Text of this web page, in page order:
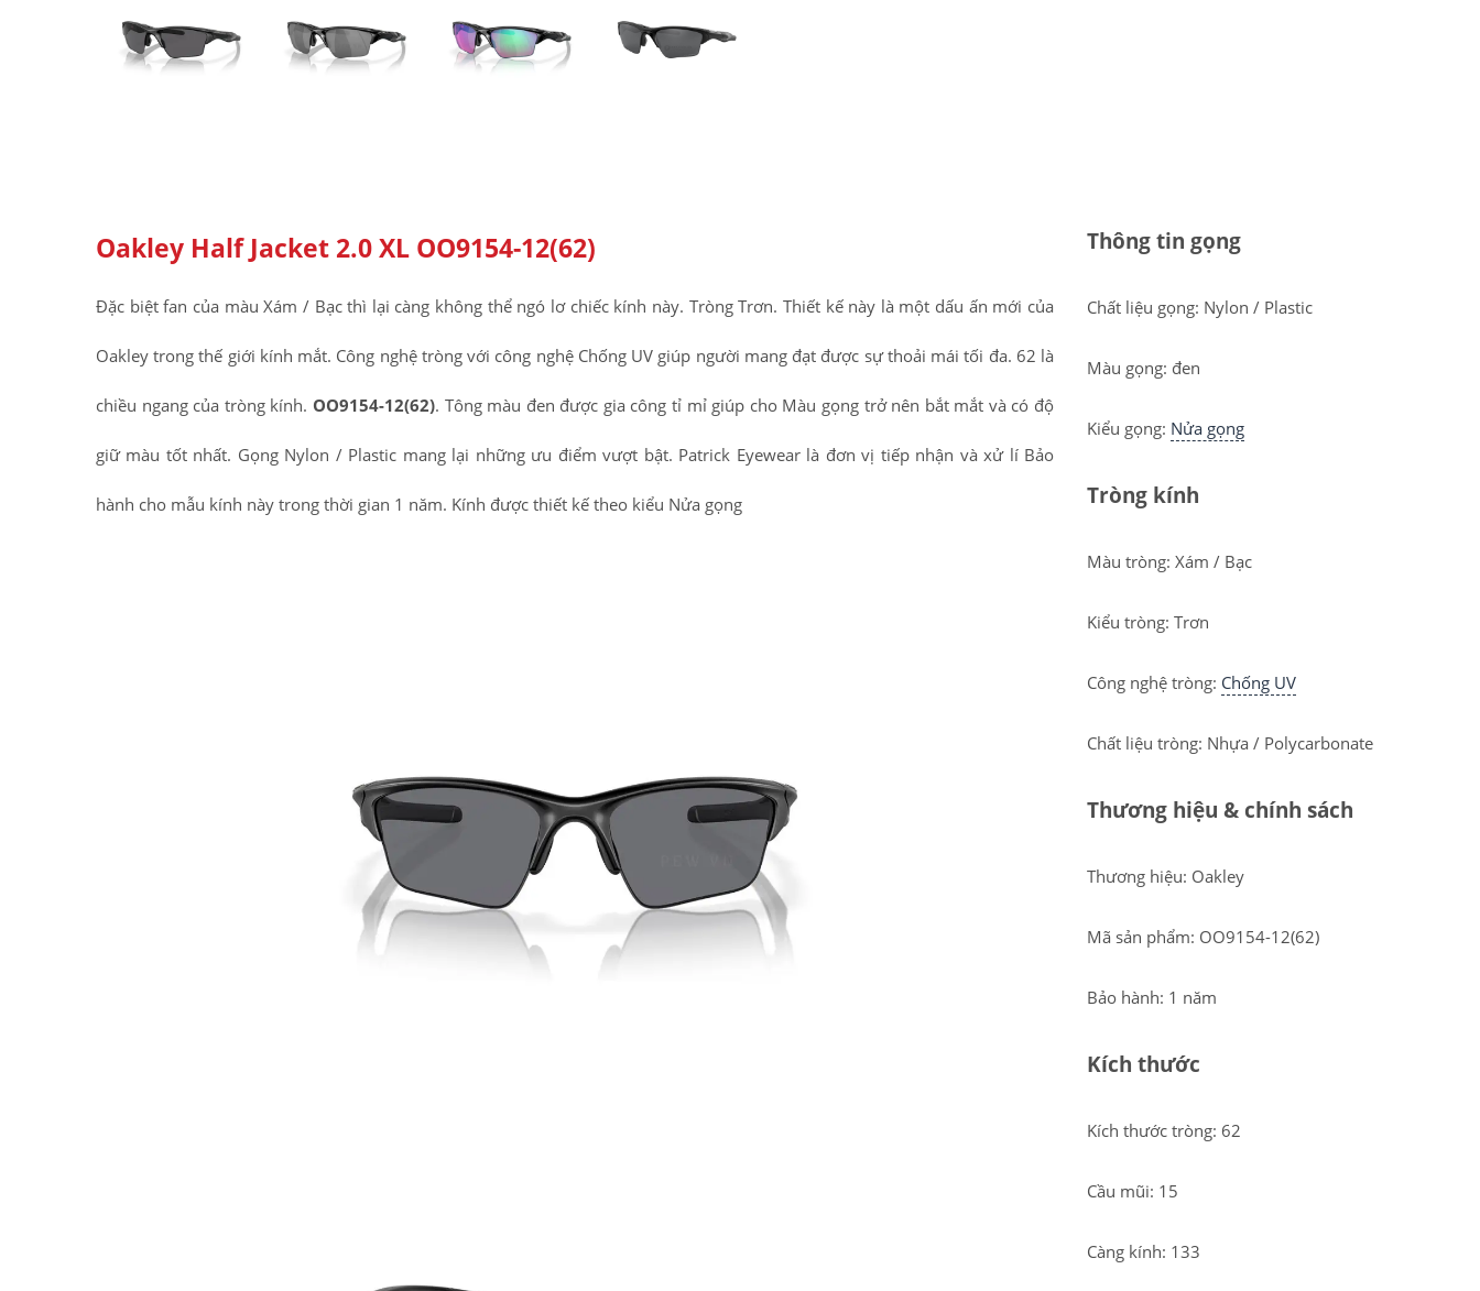
Oakley Half Jacket 2.0 XL OO9154-12(62)
Đặc biệt fan của màu Xám / Bạc thì lại càng không thể ngó lơ chiếc kính này. Tròng Trơn. Thiết kế này là một dấu ấn mới của
Oakley trong thế giới kính mắt. Công nghệ tròng với công nghệ Chống UV giúp người mang đạt được sự thoải mái tối đa. 62 là
chiều ngang của tròng kính. OO9154-12(62). Tông màu đen được gia công tỉ mỉ giúp cho Màu gọng trở nên bắt mắt và có độ
giữ màu tốt nhất. Gọng Nylon / Plastic mang lại những ưu điểm vượt bật. Patrick Eyewear là đơn vị tiếp nhận và xử lí Bảo
hành cho mẫu kính này trong thời gian 1 năm. Kính được thiết kế theo kiểu Nửa gọng
Thông tin gọng
Chất liệu gọng: Nylon / Plastic
Màu gọng: đen
Kiểu gọng: Nửa gọng
Tròng kính
Màu tròng: Xám / Bạc
Kiểu tròng: Trơn
Công nghệ tròng: Chống UV
Chất liệu tròng: Nhựa / Polycarbonate
Thương hiệu & chính sách
Thương hiệu: Oakley
Mã sản phẩm: OO9154-12(62)
Bảo hành: 1 năm
Kích thước
Kích thước tròng: 62
Cầu mũi: 15
Càng kính: 133